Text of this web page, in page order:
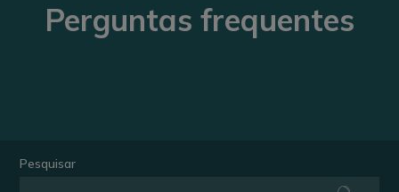
Perguntas frequentes
Pesquisar